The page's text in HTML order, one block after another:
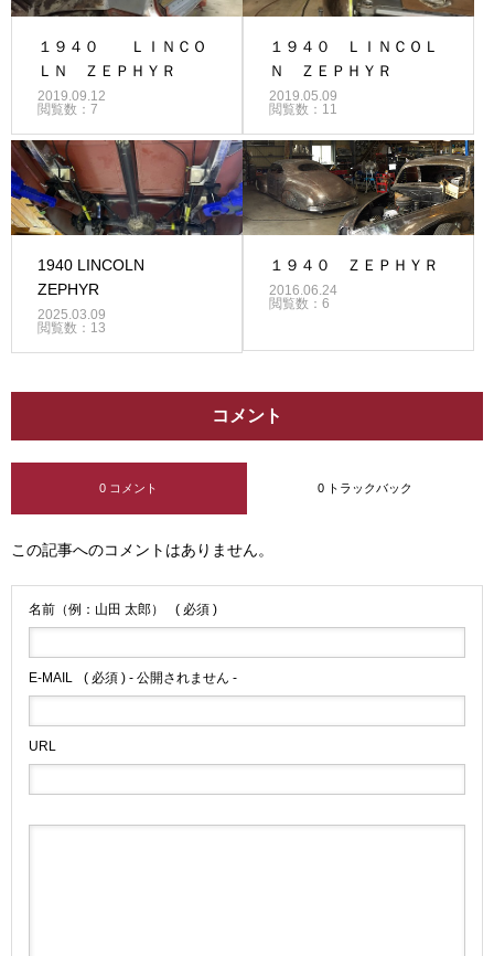
１９４０ ＬＩＮＣＯ
ＬＮ ＺＥＰＨＹＲ
2019.09.12
閲覧数：7
１９４０ ＬＩＮＣＯＬ
Ｎ ＺＥＰＨＹＲ
2019.05.09
閲覧数：11
1940 LINCOLN
ZEPHYR
2025.03.09
閲覧数：13
１９４０ ＺＥＰＨＹＲ
2016.06.24
閲覧数：6
コメント
0 コメント 0 トラックバック
この記事へのコメントはありません。
名前（例：山田 太郎） ( 必須 )
E-MAIL ( 必須 ) - 公開されません -
URL